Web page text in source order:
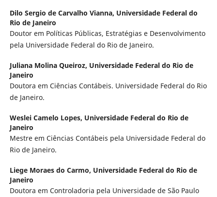
Dilo Sergio de Carvalho Vianna, Universidade Federal do
Rio de Janeiro
Doutor em Políticas Públicas, Estratégias e Desenvolvimento
pela Universidade Federal do Rio de Janeiro.
Juliana Molina Queiroz, Universidade Federal do Rio de
Janeiro
Doutora em Ciências Contábeis. Universidade Federal do Rio
de Janeiro.
Weslei Camelo Lopes, Universidade Federal do Rio de
Janeiro
Mestre em Ciências Contábeis pela Universidade Federal do
Rio de Janeiro.
Liege Moraes do Carmo, Universidade Federal do Rio de
Janeiro
Doutora em Controladoria pela Universidade de São Paulo